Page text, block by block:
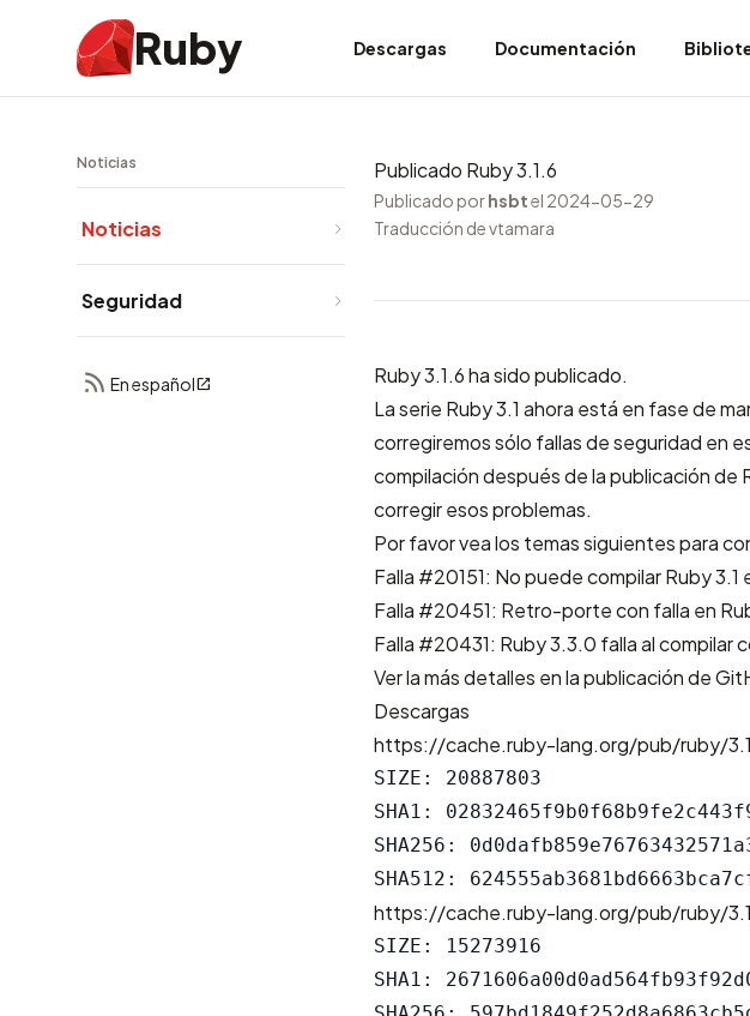
Ruby Descargas Documentación
Noticias
Noticias
Seguridad
En español
Publicado Ruby 3.1.6
Publicado porhsbtel 2024-05-29
Traducción de vtamara
Ruby 3.1.6 ha sido publicado.
La serie Ruby 3.1 ahora está en fase de
corregiremos sólo fallas de seguridad en
compilación después de la publicación de
corregir esos problemas.
Por favor vea los temas siguientes para
Falla #20151: No puede compilar Ruby 3.1
Falla #20451: Retro-porte con falla en
Falla #20431: Ruby 3.3.0 falla al compilar
Ver la más detalles en lapublicación de
Descargas
https://cache.ruby-lang.org/pub/ruby/
SIZE: 20887803
SHA1:
SHA256:
https://cache.ruby-lang.org/pub/ruby/
SIZE: 15273916
SHA1: